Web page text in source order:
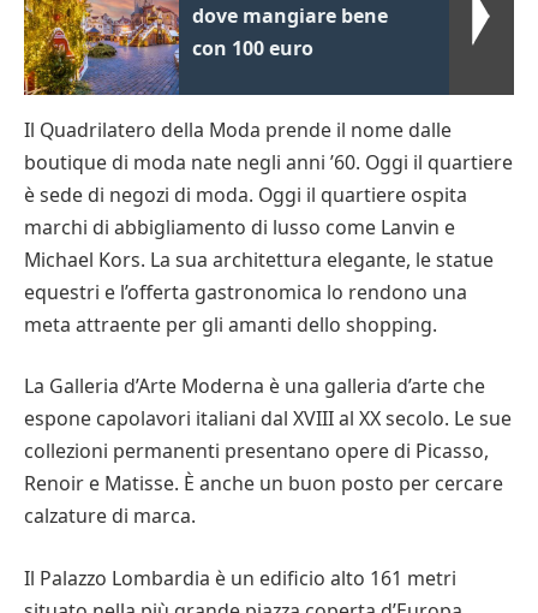
dove mangiare bene
con 100 euro
Il Quadrilatero della Moda prende il nome dalle
boutique di moda nate negli anni ’60. Oggi il quartiere
è sede di negozi di moda. Oggi il quartiere ospita
marchi di abbigliamento di lusso come Lanvin e
Michael Kors. La sua architettura elegante, le statue
equestri e l’offerta gastronomica lo rendono una
meta attraente per gli amanti dello shopping.
La Galleria d’Arte Moderna è una galleria d’arte che
espone capolavori italiani dal XVIII al XX secolo. Le sue
collezioni permanenti presentano opere di Picasso,
Renoir e Matisse. È anche un buon posto per cercare
calzature di marca.
Il Palazzo Lombardia è un edificio alto 161 metri